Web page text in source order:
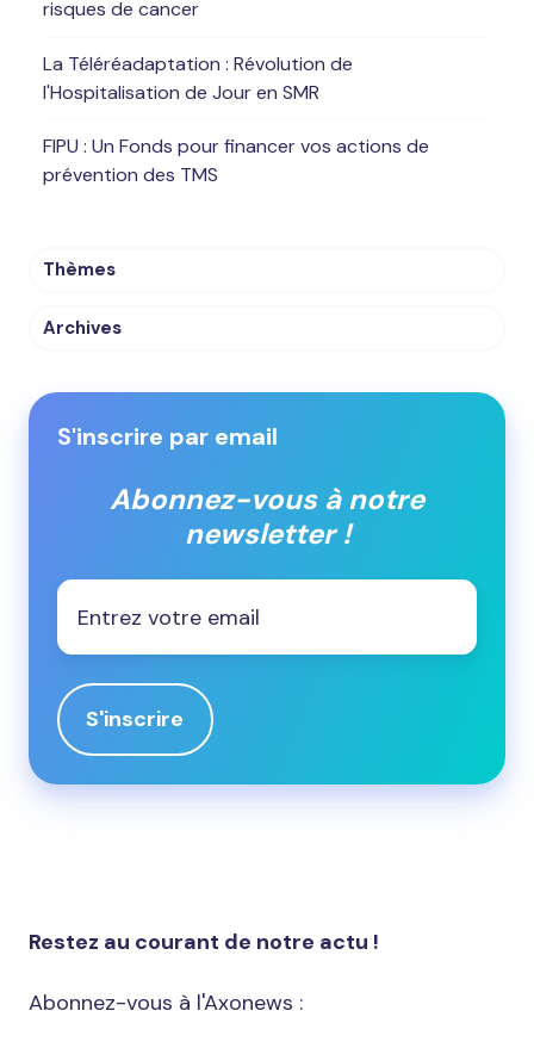
risques de cancer
La Téléréadaptation : Révolution de
l'Hospitalisation de Jour en SMR
FIPU : Un Fonds pour financer vos actions de
prévention des TMS
Thèmes
Archives
S'inscrire par email
Abonnez-vous à notre
newsletter !
Email
Restez au courant de notre actu !
Abonnez-vous à l'Axonews :